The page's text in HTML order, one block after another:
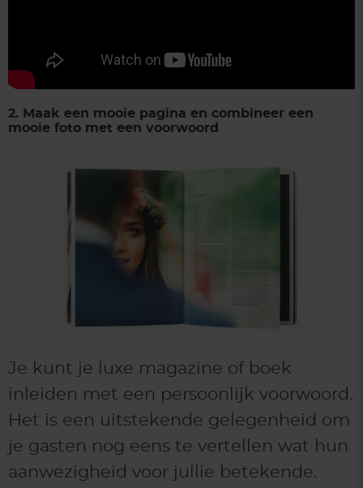
2. Maak een mooie pagina en combineer een
mooie foto met een voorwoord
Je kunt je luxe magazine of boek
inleiden met een persoonlijk voorwoord.
Het is een uitstekende gelegenheid om
je gasten nog eens te vertellen wat hun
aanwezigheid voor jullie betekende.